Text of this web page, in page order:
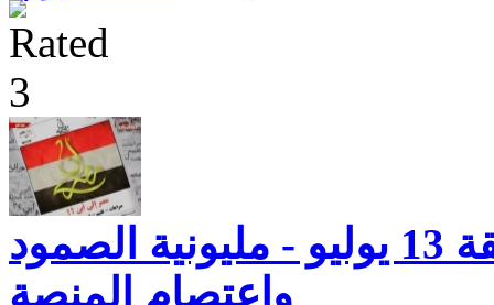
أنا مصرى - حلقة 13 يوليو - مليونية الصمود
واعتصام المنصة